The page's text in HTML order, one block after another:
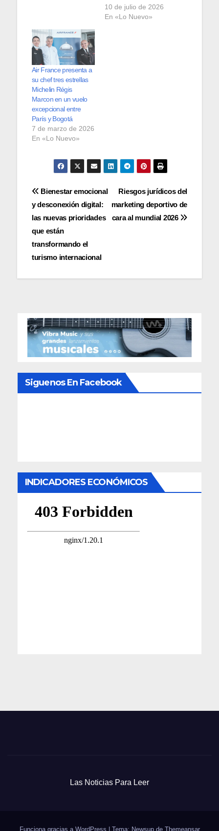
10 de julio de 2026
En «Lo Nuevo»
Air France presenta a
su chef tres estrellas
Michelin Régis
Marcon en un vuelo
excepcional entre
París y Bogotá
7 de marzo de 2026
En «Lo Nuevo»
Navegación
de
entradas
Riesgos jurídicos del
marketing deportivo de
cara al mundial 2026
Bienestar emocional
y desconexión digital:
las nuevas prioridades
que están
transformando el
turismo internacional
Siguenos En Facebook
INDICADORES ECONÓMICOS
Las Noticias Para Leer
Funciona gracias a WordPress Tema: Newsup de Themeansar